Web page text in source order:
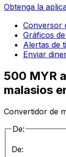
Obtenga la
Conversor
Gráficos
Alertas de
Enviar
500 MYR
malasios
Convertidor de
De:
De: